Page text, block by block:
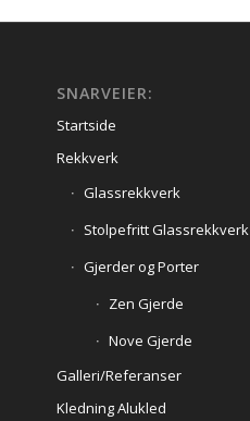
SNARVEIER:
Startside
Rekkverk
Glassrekkverk
Stolpefritt Glassrekkverk
Gjerder og Porter
Zen Gjerde
Nove Gjerde
Galleri/Referanser
Kledning Alukled